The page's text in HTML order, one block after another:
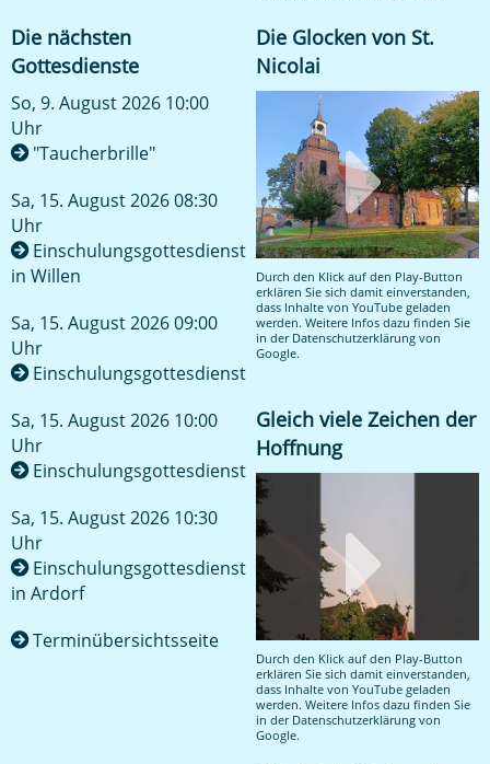
Die nächsten
Gottesdienste
So, 9. August 2026 10:00
Uhr
"Taucherbrille"
Sa, 15. August 2026 08:30
Uhr
Einschulungsgottesdienst
in Willen
Sa, 15. August 2026 09:00
Uhr
Einschulungsgottesdienst
Sa, 15. August 2026 10:00
Uhr
Einschulungsgottesdienst
Sa, 15. August 2026 10:30
Uhr
Einschulungsgottesdienst
in Ardorf
Terminübersichtsseite
Die Glocken von St.
Nicolai
Durch den Klick auf den Play-Button
erklären Sie sich damit einverstanden,
dass Inhalte von YouTube geladen
werden. Weitere Infos dazu finden Sie
in der Datenschutzerklärung von
Google.
Gleich viele Zeichen der
Hoffnung
Durch den Klick auf den Play-Button
erklären Sie sich damit einverstanden,
dass Inhalte von YouTube geladen
werden. Weitere Infos dazu finden Sie
in der Datenschutzerklärung von
Google.